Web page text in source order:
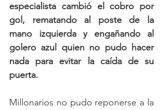
especialista cambió el cobro por
gol, rematando al poste de la
mano izquierda y engañando al
golero azul quien no pudo hacer
nada para evitar la caída de su
puerta.
Millonarios no pudo reponerse a la